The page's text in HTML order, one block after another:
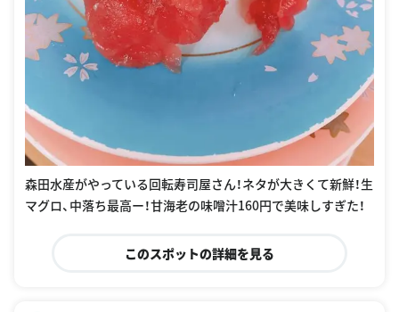
森田水産がやっている回転寿司屋さん！ネタが大きくて新鮮！生
マグロ、中落ち最高ー！甘海老の味噌汁160円で美味しすぎた！
このスポットの詳細を見る